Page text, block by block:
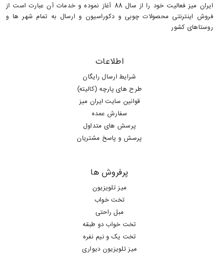
ایران میز فعالیت خود را از سال 88 آغاز نموده و خدمات آن عبارت است از
فروش اینترنتی محصولات چوبی و دکوراسیون و ارسال به تمام شهر ها و
روستاهای کشور
اطلاعات
شرایط ارسال رایگان
طرح های پارچه (کالیته)
قوانین سایت ایران میز
سفارش عمده
پرسش های متداول
پرسش و پاسخ مشتریان
پرفروش ها
میز تلویزیون
تخت خواب
مبل راحتی
تخت خواب دو طبقه
تخت یک و نیم نفره
میز تلویزیون دیواری